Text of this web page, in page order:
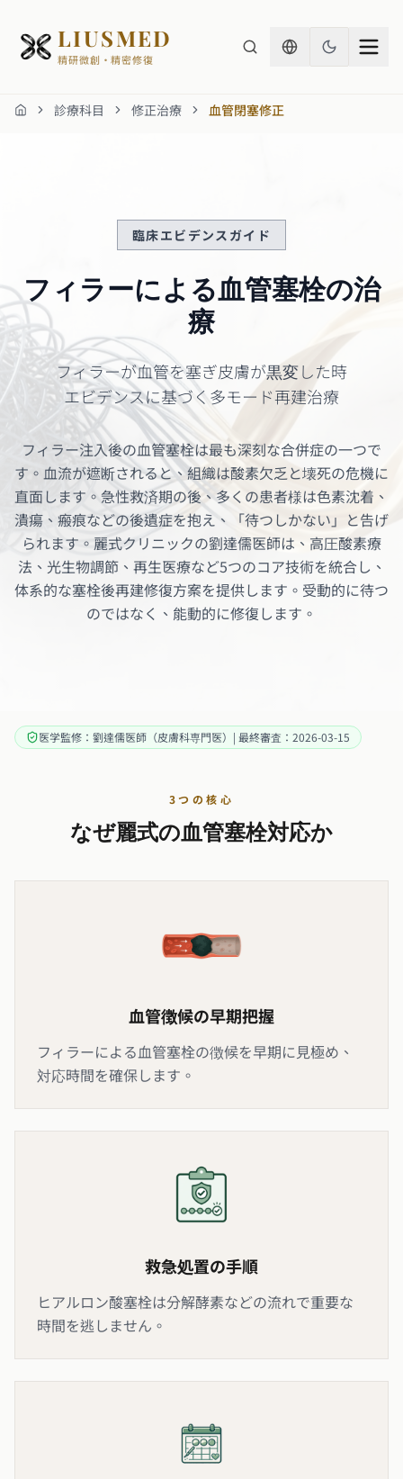
LIUSMED
精研微創・精密修復
ホーム 診療科目 修正治療 血管閉塞修正
臨床エビデンスガイド
フィラーによる血管塞栓の治
療
フィラーが血管を塞ぎ皮膚が黒変した時
エビデンスに基づく多モード再建治療
フィラー注入後の血管塞栓は最も深刻な合併症の一つで
す。血流が遮断されると、組織は酸素欠乏と壊死の危機に
直面します。急性救済期の後、多くの患者様は色素沈着、
潰瘍、瘢痕などの後遺症を抱え、「待つしかない」と告げ
られます。麗式クリニックの劉達儒医師は、高圧酸素療
法、光生物調節、再生医療など5つのコア技術を統合し、
体系的な塞栓後再建修復方案を提供します。受動的に待つ
のではなく、能動的に修復します。
医学監修：劉達儒医師（皮膚科専門医）| 最終審査：2026-03-15
3つの核心
なぜ麗式の血管塞栓対応か
血管徴候の早期把握
フィラーによる血管塞栓の徴候を早期に見極め、
対応時間を確保します。
救急処置の手順
ヒアルロン酸塞栓は分解酵素などの流れで重要な
時間を逃しません。